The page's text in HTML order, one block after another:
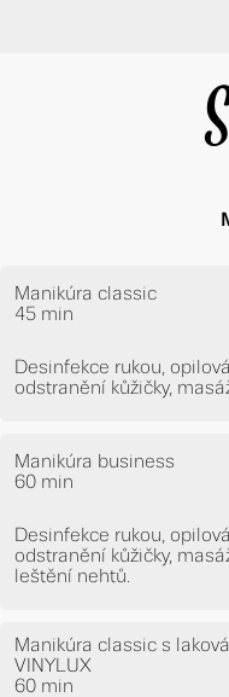
Manikúra classic
45 min
Desinfekce rukou,
odstranění kůžičky,
Manikúra business
60 min
Desinfekce rukou,
odstranění kůžičky,
leštění nehtů.
Manikúra classic s
VINYLUX
60 min